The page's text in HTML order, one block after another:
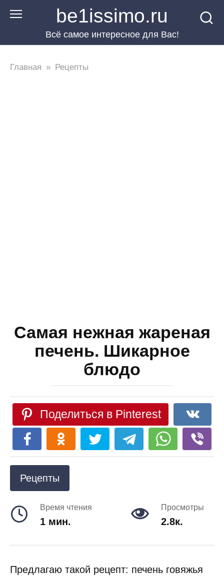
Перейти
be1issimo.ru
Всё самое интересное для Вас!
Главная » Рецепты
Самая нежная жареная
печень. Шикарное
блюдо
Поделиться в Pinterest
Рецепты
Время чтения
1 мин.
Просмотры
2.8к.
Предлагаю такой рецепт: печень говяжья